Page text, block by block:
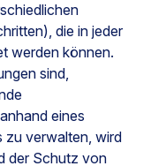
die in jeder
werden können.
sind,
eines
zu verwalten, wird
der Schutz von